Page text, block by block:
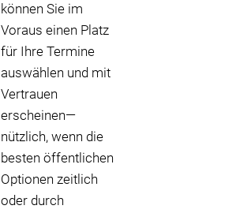
können Sie im
Voraus einen Platz
für Ihre Termine
auswählen und mit
Vertrauen
erscheinen—
nützlich, wenn die
besten öffentlichen
Optionen zeitlich
oder durch